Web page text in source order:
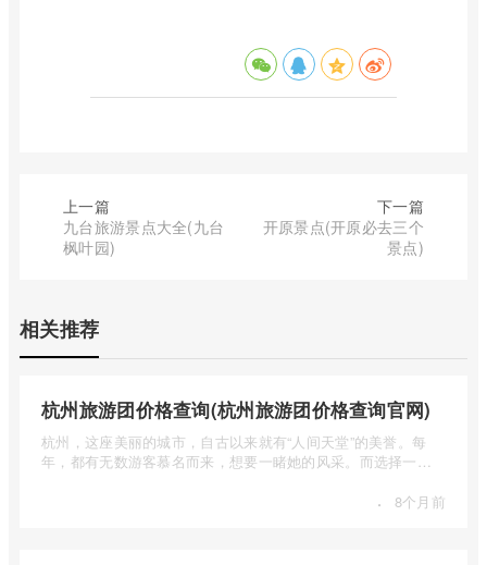
上一篇
九台旅游景点大全(九台
枫叶园)
下一篇
开原景点(开原必去三个
景点)
相关推荐
杭州旅游团价格查询(杭州旅游团价格查询官网)
杭州，这座美丽的城市，自古以来就有“人间天堂”的美誉。每
年，都有无数游客慕名而来，想要一睹她的风采。而选择一个
· 8个月前